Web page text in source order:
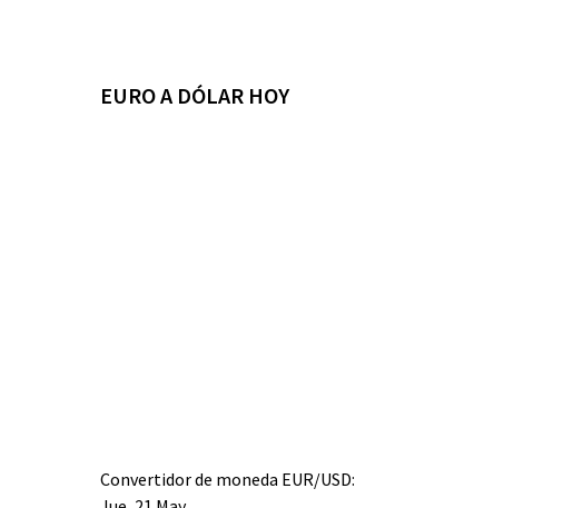
EURO A DÓLAR HOY
Convertidor de moneda EUR/USD: